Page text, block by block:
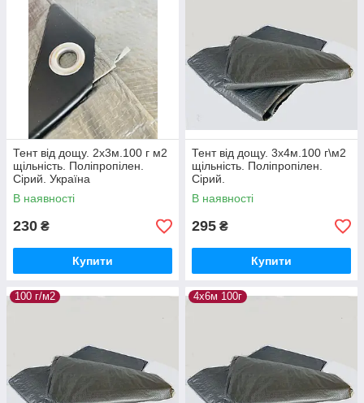
Тент від дощу. 2х3м.100 г м2
щільність. Поліпропілен.
Сірий. Україна
В наявності
230 ₴
Купити
Тент від дощу. 3х4м.100 г\м2
щільність. Поліпропілен.
Сірий.
В наявності
295 ₴
Купити
100 г/м2 4х6м 100г